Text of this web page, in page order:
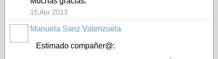
15 Abr 2013
Manuela Sanz Valenzuela
Estimado compañer@: